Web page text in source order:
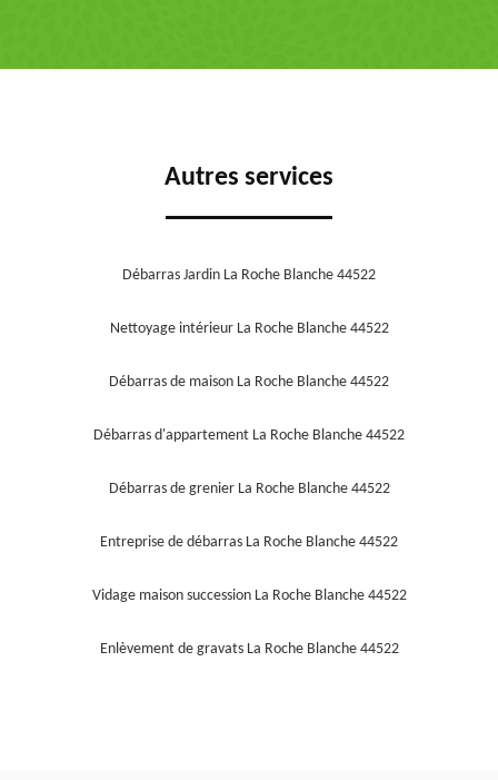
Autres services
Débarras Jardin La Roche Blanche 44522
Nettoyage intérieur La Roche Blanche 44522
Débarras de maison La Roche Blanche 44522
Débarras d'appartement La Roche Blanche 44522
Débarras de grenier La Roche Blanche 44522
Entreprise de débarras La Roche Blanche 44522
Vidage maison succession La Roche Blanche 44522
Enlèvement de gravats La Roche Blanche 44522